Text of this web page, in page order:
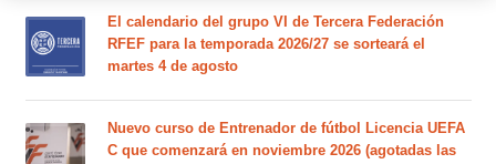
El calendario del grupo VI de Tercera Federación
RFEF para la temporada 2026/27 se sorteará el
martes 4 de agosto
Nuevo curso de Entrenador de fútbol Licencia UEFA
C que comenzará en noviembre 2026 (agotadas las